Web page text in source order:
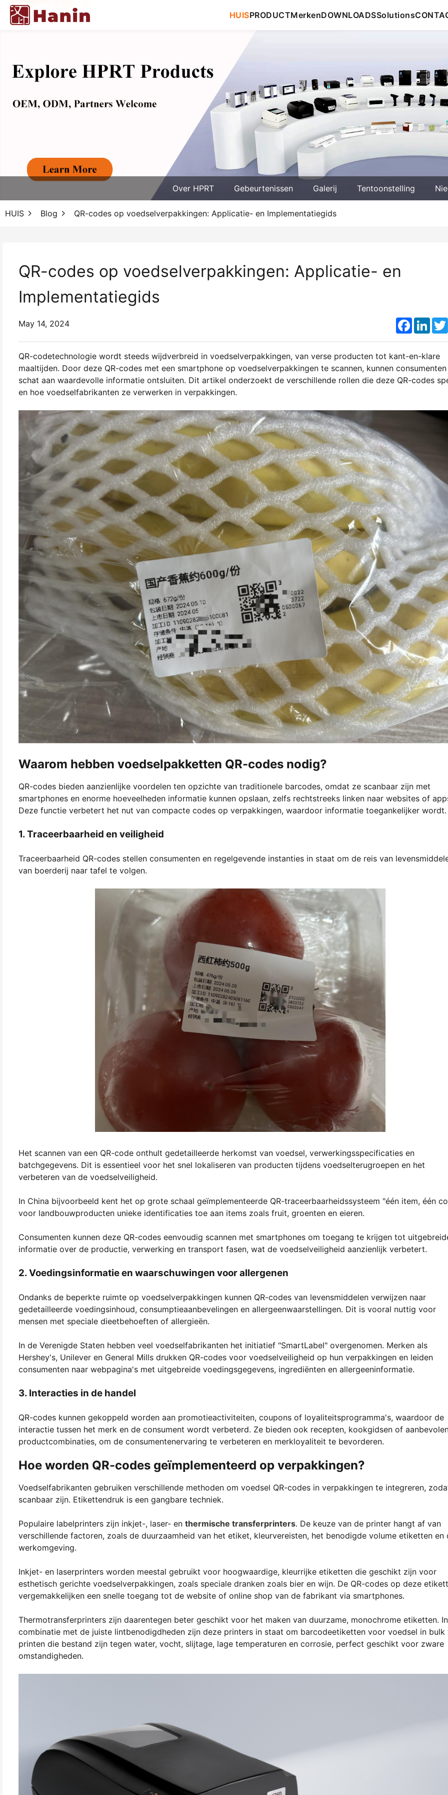
HUISPRODUCTMerkenDOWNLOADSSolutions
Over HPRT Gebeurtenissen Galerij Tentoonstelling
HUIS Blog QR-codes op voedselverpakkingen: Applicatie- en Implementatiegids
QR-codes op voedselverpakkingen: Applicatie- en
Implementatiegids
May 14, 2024 Facebook
QR-codetechnologie wordt steeds wijdverbreid in voedselverpakkingen, van verse producten tot kant-en-klare
maaltijden. Door deze QR-codes met een smartphone op voedselverpakkingen te scannen, kunnen consumenten
schat aan waardevolle informatie ontsluiten. Dit artikel onderzoekt de verschillende rollen die deze QR-codes
en hoe voedselfabrikanten ze verwerken in verpakkingen.
Waarom hebben voedselpakketten QR-codes nodig?
QR-codes bieden aanzienlijke voordelen ten opzichte van traditionele barcodes, omdat ze scanbaar zijn met
smartphones en enorme hoeveelheden informatie kunnen opslaan, zelfs rechtstreeks linken naar websites of
Deze functie verbetert het nut van compacte codes op verpakkingen, waardoor informatie toegankelijker wordt.
1. Traceerbaarheid en veiligheid
Traceerbaarheid QR-codes stellen consumenten en regelgevende instanties in staat om de reis van
van boerderij naar tafel te volgen.
Het scannen van een QR-code onthult gedetailleerde herkomst van voedsel, verwerkingsspecificaties en
batchgegevens. Dit is essentieel voor het snel lokaliseren van producten tijdens voedselterugroepen en het
verbeteren van de voedselveiligheid.
In China bijvoorbeeld kent het op grote schaal geïmplementeerde QR-traceerbaarheidssysteem "één item, één
voor landbouwproducten unieke identificaties toe aan items zoals fruit, groenten en eieren.
Consumenten kunnen deze QR-codes eenvoudig scannen met smartphones om toegang te krijgen tot
informatie over de productie, verwerking en transport fasen, wat de voedselveiligheid aanzienlijk verbetert.
2. Voedingsinformatie en waarschuwingen voor allergenen
Ondanks de beperkte ruimte op voedselverpakkingen kunnen QR-codes van levensmiddelen verwijzen naar
gedetailleerde voedingsinhoud, consumptieaanbevelingen en allergeenwaarstellingen. Dit is vooral nuttig voor
mensen met speciale dieetbehoeften of allergieën.
In de Verenigde Staten hebben veel voedselfabrikanten het initiatief "SmartLabel" overgenomen. Merken als
Hershey's, Unilever en General Mills drukken QR-codes voor voedselveiligheid op hun verpakkingen en leiden
consumenten naar webpagina's met uitgebreide voedingsgegevens, ingrediënten en allergeeninformatie.
3. Interacties in de handel
QR-codes kunnen gekoppeld worden aan promotieactiviteiten, coupons of loyaliteitsprogramma's, waardoor de
interactie tussen het merk en de consument wordt verbeterd. Ze bieden ook recepten, kookgidsen of
productcombinaties, om de consumentenervaring te verbeteren en merkloyaliteit te bevorderen.
Hoe worden QR-codes geïmplementeerd op verpakkingen?
Voedselfabrikanten gebruiken verschillende methoden om voedsel QR-codes in verpakkingen te integreren,
scanbaar zijn. Etikettendruk is een gangbare techniek.
Populaire labelprinters zijn inkjet-, laser- en thermische transferprinters. De keuze van de printer hangt af van
verschillende factoren, zoals de duurzaamheid van het etiket, kleurvereisten, het benodigde volume etiketten en
werkomgeving.
Inkjet- en laserprinters worden meestal gebruikt voor hoogwaardige, kleurrijke etiketten die geschikt zijn voor
esthetisch gerichte voedselverpakkingen, zoals speciale dranken zoals bier en wijn. De QR-codes op deze
vergemakkelijken een snelle toegang tot de website of online shop van de fabrikant via smartphones.
Thermotransferprinters zijn daarentegen beter geschikt voor het maken van duurzame, monochrome etiketten. In
combinatie met de juiste lintbenodigdheden zijn deze printers in staat om barcodeetiketten voor voedsel in bulk
printen die bestand zijn tegen water, vocht, slijtage, lage temperaturen en corrosie, perfect geschikt voor zware
omstandigheden.